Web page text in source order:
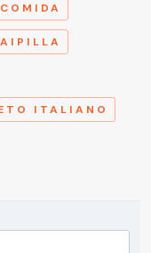
COMIDA
ITALIANO